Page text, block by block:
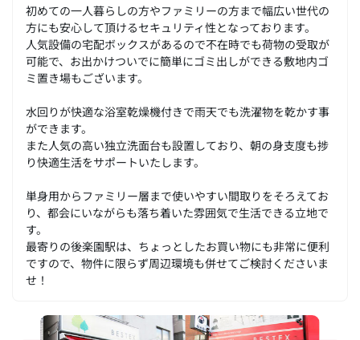
初めての一人暮らしの方やファミリーの方まで幅広い世代の
方にも安心して頂けるセキュリティ性となっております。
人気設備の宅配ボックスがあるので不在時でも荷物の受取が
可能で、お出かけついでに簡単にゴミ出しができる敷地内ゴ
ミ置き場もございます。
水回りが快適な浴室乾燥機付きで雨天でも洗濯物を乾かす事
ができます。
また人気の高い独立洗面台も設置しており、朝の身支度も捗
り快適生活をサポートいたします。
単身用からファミリー層まで使いやすい間取りをそろえてお
り、都会にいながらも落ち着いた雰囲気で生活できる立地で
す。
最寄りの後楽園駅は、ちょっとしたお買い物にも非常に便利
ですので、物件に限らず周辺環境も併せてご検討くださいま
せ！